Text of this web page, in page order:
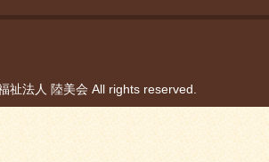
祉法人 陸美会 All rights reserved.